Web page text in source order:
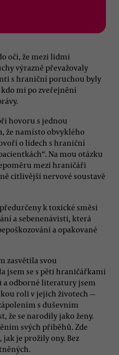
očí, že mezi lidmi
výrazně převažovaly
s hraniční poruchou byly
mi po zveřejnění
hovoru s jednou
že namísto obvyklého
o lidech s hraniční
Na mou otázku
mezi hraničáři
citlivější nervové soustavě
k toxické směsi
a sebenenávisti, která
a opakované
zasvětila svou
jsem se s pěti hraničářkami
a odborné literatury jsem
roli v jejich životech —
s duševním
že se narodily jako ženy.
svých příběhů. Zde
je prožily ony. Bez